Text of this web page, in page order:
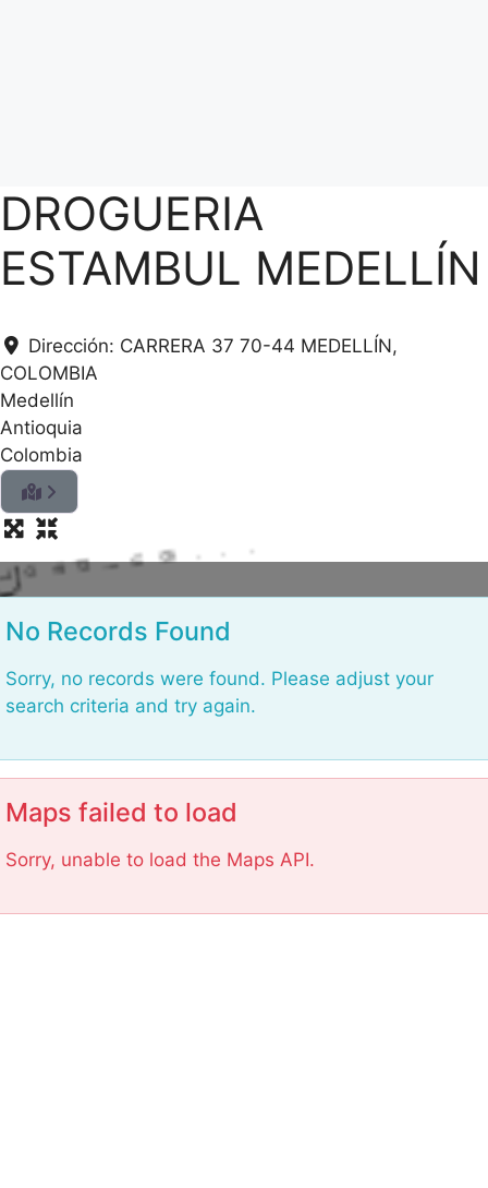
DROGUERIA
ESTAMBUL MEDELLÍN
Dirección: CARRERA 37 70-44 MEDELLÍN,
COLOMBIA
Medellín
Antioquia
Colombia
o
a
d
n
g
.
No Records Found
Sorry, no records were found. Please adjust your
search criteria and try again.
Maps failed to load
Sorry, unable to load the Maps API.